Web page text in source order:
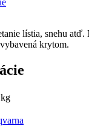
lístia, snehu
krytom.